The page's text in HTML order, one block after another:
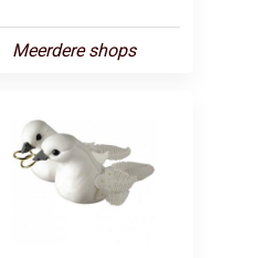
Meerdere shops